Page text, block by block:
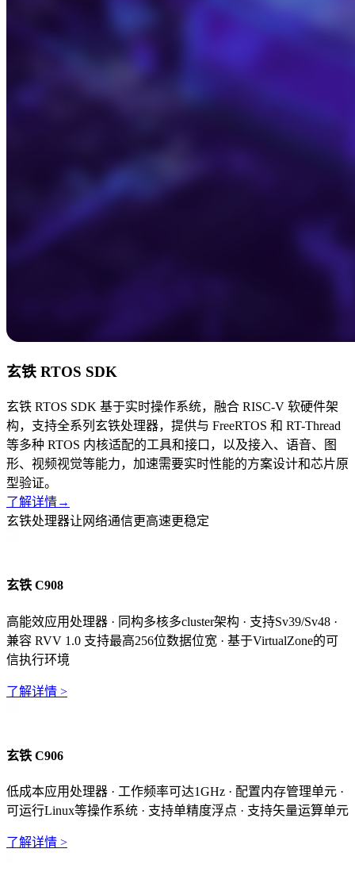
玄铁 RTOS SDK
玄铁 RTOS SDK 基于实时操作系统，融合 RISC-V 软硬件架
构，支持全系列玄铁处理器，提供与 FreeRTOS 和 RT-Thread
等多种 RTOS 内核适配的工具和接口，以及接入、语音、图
形、视频视觉等能力，加速需要实时性能的方案设计和芯片原
型验证。
了解详情→
玄铁处理器让网络通信更高速更稳定
玄铁 C908
高能效应用处理器 · 同构多核多cluster架构 · 支持Sv39/Sv48 ·
兼容 RVV 1.0 支持最高256位数据位宽 · 基于VirtualZone的可
信执行环境
了解详情 >
玄铁 C906
低成本应用处理器 · 工作频率可达1GHz · 配置内存管理单元 ·
可运行Linux等操作系统 · 支持单精度浮点 · 支持矢量运算单元
了解详情 >